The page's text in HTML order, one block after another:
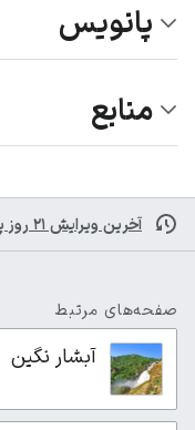
پانویس
منابع
آخرین ویرایش ۲۱ روز پیش
صفحه‌های مرتبط
آبشار نگین